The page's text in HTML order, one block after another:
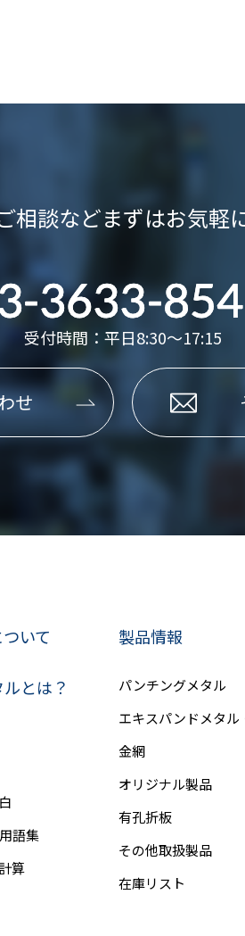
相談などまずはお気軽
受付時間：平日8:30～17:15
せ
いて
とは？
語集
算
製品情報
パンチングメタル
エキスパンドメタル
金網
オリジナル製品
有孔折板
その他取扱製品
在庫リスト